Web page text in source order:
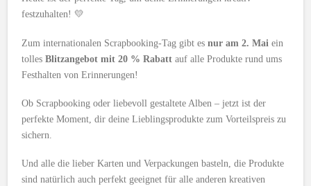
festzuhalten! 💛
Zum internationalen Scrapbooking-Tag gibt esnur am 2. Mai ein
tollesBlitzangebot mit 20 % Rabatt auf alle Produkte rund ums
Festhalten von Erinnerungen!
Ob Scrapbooking oder liebevoll gestaltete Alben – jetzt ist der
perfekte Moment, dir deine Lieblingsprodukte zum Vorteilspreis zu
sichern.
Und alle die lieber Karten und Verpackungen basteln, die Produkte
sind natürlich auch perfekt geeignet für alle anderen kreativen